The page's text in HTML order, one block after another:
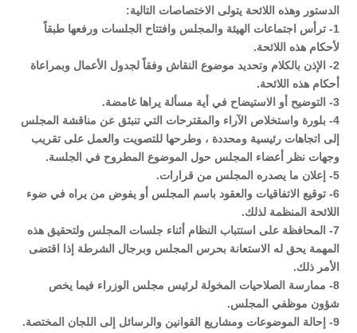
الدستور وهذه اللائحة يتولى الاختصاصات التالية:
1- ترأس اجتماعات الهيئة والمجلس وافتتاح الجلسات ورفعها طبقاً
لأحكام هذه اللائحة.
2- الإذن بالكلام وتحديد موضوع النقاش وفقاً لجدول الأعمال وبمراعاة
أحكام هذه اللائحة.
3- التوضيح أو الاستيضاح في أية مسألة يراها غامضة.
4- بلورة واستخلاص الآراء والمقترحات التي تنبثق عن مناقشة المجلس
إلى اتجاهات رئيسية ومحددة ، وطرحها للتصويت والعمل على تقريب
وجهات نظر أعضاء المجلس حول الموضوع المطروح في الجلسة.
5- إعلان ما يصدره المجلس من قرارات.
6- توقيع الاتفاقيات والعقود باسم المجلس أو يفوض من يراه في ضوء
اللائحة المنظمة لذلك.
7- المحافظة على استتباب النظام أثناء جلسات المجلس ولتحقيق هذه
المهمة يحق له الاستعانة بحرس المجلس وبرجال الشرطة إذا اقتضى
الأمر ذلك.
8- ممارسة الصلاحيات المخولة لرئيس مجلس الوزراء فيما يخص
شؤون موظفي المجلس.
9- إحالة الموضوعات ومشاريع القوانين والرسائل إلى اللجان المختصة.